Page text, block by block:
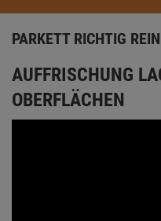
PARKETT RICHTIG
AUFFRISCHUNG
OBERFLÄCHEN